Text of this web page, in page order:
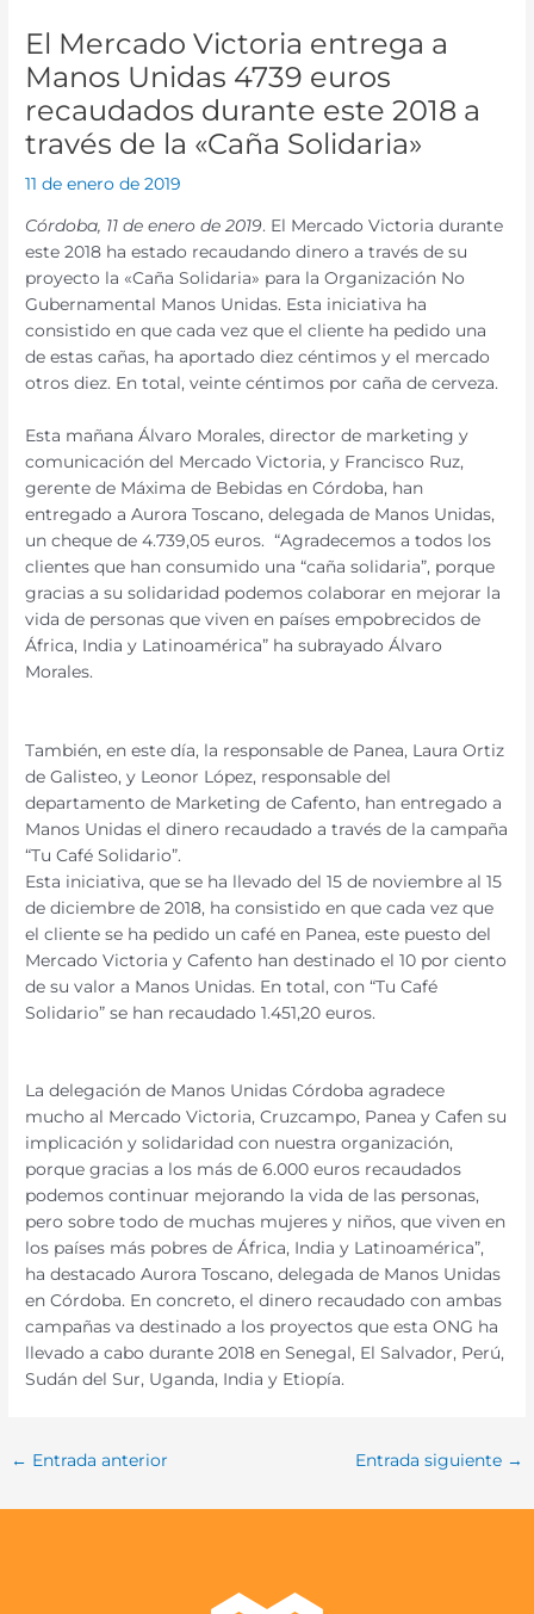
El Mercado Victoria entrega a
Manos Unidas 4739 euros
recaudados durante este 2018 a
través de la «Caña Solidaria»
11 de enero de 2019
Córdoba, 11 de enero de 2019. El Mercado Victoria durante
este 2018 ha estado recaudando dinero a través de su
proyecto la «Caña Solidaria» para la Organización No
Gubernamental Manos Unidas. Esta iniciativa ha
consistido en que cada vez que el cliente ha pedido una
de estas cañas, ha aportado diez céntimos y el mercado
otros diez. En total, veinte céntimos por caña de cerveza.
Esta mañana Álvaro Morales, director de marketing y
comunicación del Mercado Victoria, y Francisco Ruz,
gerente de Máxima de Bebidas en Córdoba, han
entregado a Aurora Toscano, delegada de Manos Unidas,
un cheque de 4.739,05 euros. “Agradecemos a todos los
clientes que han consumido una “caña solidaria”, porque
gracias a su solidaridad podemos colaborar en mejorar la
vida de personas que viven en países empobrecidos de
África, India y Latinoamérica” ha subrayado Álvaro
Morales.
También, en este día, la responsable de Panea, Laura Ortiz
de Galisteo, y Leonor López, responsable del
departamento de Marketing de Cafento, han entregado a
Manos Unidas el dinero recaudado a través de la campaña
“Tu Café Solidario”.
Esta iniciativa, que se ha llevado del 15 de noviembre al 15
de diciembre de 2018, ha consistido en que cada vez que
el cliente se ha pedido un café en Panea, este puesto del
Mercado Victoria y Cafento han destinado el 10 por ciento
de su valor a Manos Unidas. En total, con “Tu Café
Solidario” se han recaudado 1.451,20 euros.
La delegación de Manos Unidas Córdoba agradece
mucho al Mercado Victoria, Cruzcampo, Panea y Cafen su
implicación y solidaridad con nuestra organización,
porque gracias a los más de 6.000 euros recaudados
podemos continuar mejorando la vida de las personas,
pero sobre todo de muchas mujeres y niños, que viven en
los países más pobres de África, India y Latinoamérica”,
ha destacado Aurora Toscano, delegada de Manos Unidas
en Córdoba. En concreto, el dinero recaudado con ambas
campañas va destinado a los proyectos que esta ONG ha
llevado a cabo durante 2018 en Senegal, El Salvador, Perú,
Sudán del Sur, Uganda, India y Etiopía.
← Entrada anterior Entrada siguiente →